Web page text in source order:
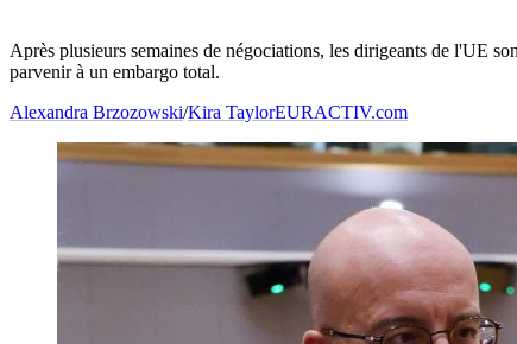
Après plusieurs semaines de négociations, les dirigeants de l'UE
parvenir à un embargo total.
Alexandra Brzozowski/Kira TaylorEURACTIV.com